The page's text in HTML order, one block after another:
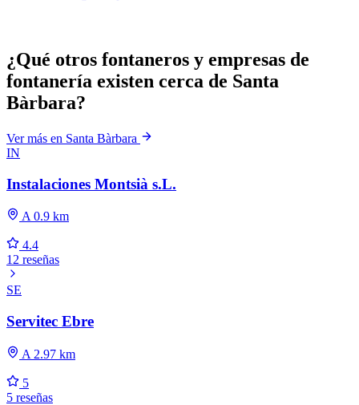
¿Qué otros fontaneros y empresas de
fontanería existen cerca de Santa
Bàrbara?
Ver más en Santa Bàrbara
IN
Instalaciones Montsià s.L.
A 0.9 km
4.4
12 reseñas
SE
Servitec Ebre
A 2.97 km
5
5 reseñas